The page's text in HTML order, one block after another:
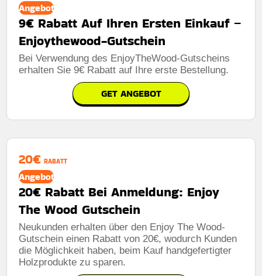
Angebot
9€ Rabatt Auf Ihren Ersten Einkauf –
Enjoythewood-Gutschein
Bei Verwendung des EnjoyTheWood-Gutscheins
erhalten Sie 9€ Rabatt auf Ihre erste Bestellung.
GET ANGEBOT
20€ RABATT
Angebot
20€ Rabatt Bei Anmeldung: Enjoy
The Wood Gutschein
Neukunden erhalten über den Enjoy The Wood-
Gutschein einen Rabatt von 20€, wodurch Kunden
die Möglichkeit haben, beim Kauf handgefertigter
Holzprodukte zu sparen.